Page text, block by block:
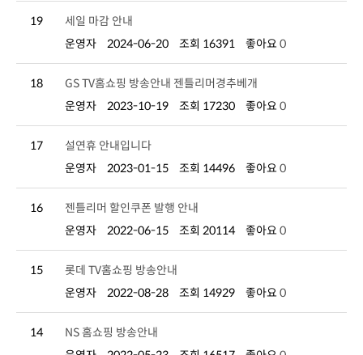
19
세일 마감 안내
운영자
2024-06-20 조회 16391 좋아요 0
18
GS TV홈쇼핑 방송안내 젠틀리머경추베개
운영자
2023-10-19 조회 17230 좋아요 0
17
설연휴 안내입니다
운영자
2023-01-15 조회 14496 좋아요 0
16
젠틀리머 할인쿠폰 발행 안내
운영자
2022-06-15 조회 20114 좋아요 0
15
롯데 TV홈쇼핑 방송안내
운영자
2022-08-28 조회 14929 좋아요 0
14
NS 홈쇼핑 방송안내